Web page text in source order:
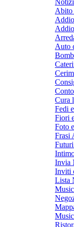
Abito
Auto
Cura
Fedi
Fiori
Foto
Frasi
Invia
Inviti
Lista